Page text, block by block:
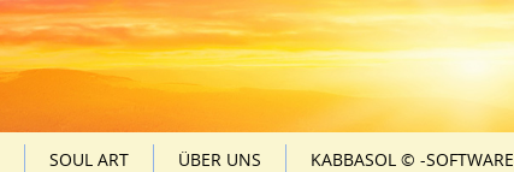
SOUL ART ÜBER UNS
KABBASOL © -SOFTWARE